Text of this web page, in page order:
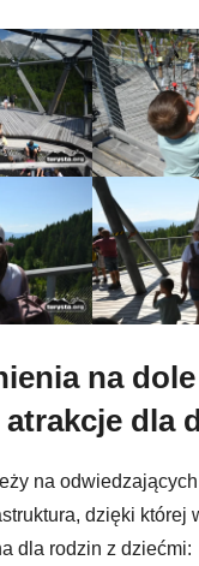
na
dla
na
dzięki której
dla rodzin z dziećmi: